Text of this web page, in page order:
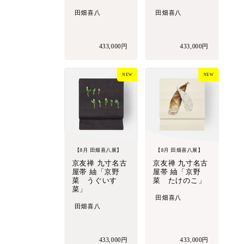
田畑喜八
433,000円
田畑喜八
433,000円
【8月 田畑喜八展】
京友禅 九寸名古
屋帯 紬「京野
菜 うぐいす
菜」
田畑喜八
433,000円
NEW
【8月 田畑喜八展】
京友禅 九寸名古
屋帯 紬「京野
菜 たけのこ」
田畑喜八
433,000円
NEW